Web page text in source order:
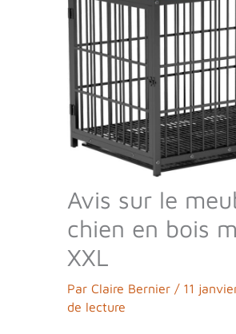
Avis sur le
chien en bois
XXL
Par Claire Bernier / 11
de lecture